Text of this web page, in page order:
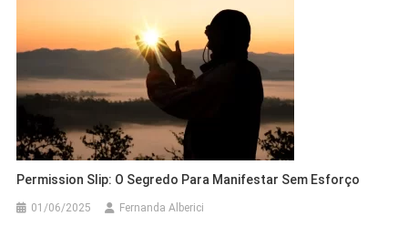
Permission Slip: O Segredo Para Manifestar Sem Esforço
01/06/2025 Fernanda Alberici